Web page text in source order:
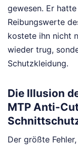
gewesen. Er
Reibungswerte
kostete ihn nicht
wieder trug,
Schutzkleidung.
Die Illusion
MTP Anti-
Der größte